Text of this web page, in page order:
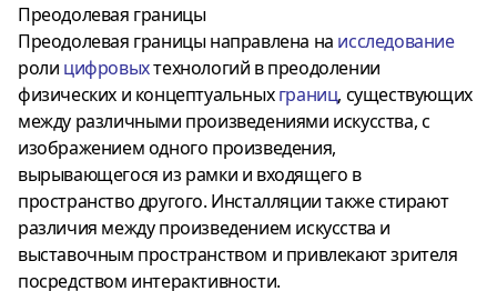
Преодолевая границы
Преодолевая границы направлена ​​на исследование
роли цифровыхтехнологий в преодолении
физических и концептуальныхграниц, существующих
между различными произведениями искусства, с
изображением одного произведения,
вырывающегося из рамки и входящего в
пространство другого. Инсталляции также стирают
различия между произведением искусства и
выставочным пространством и привлекают зрителя
посредством интерактивности.